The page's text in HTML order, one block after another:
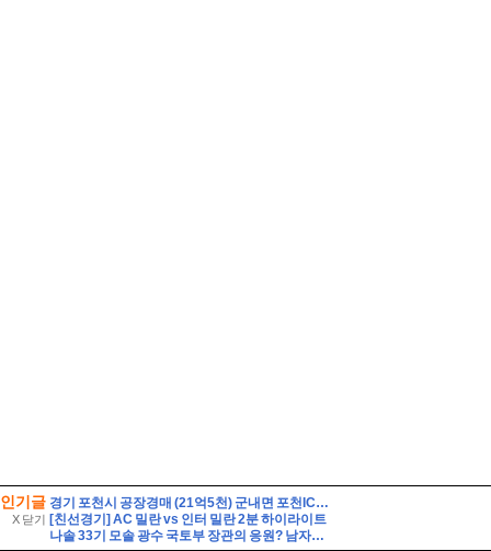
인기글
X 닫기
경기 포천시 공장경매 (21억5천) 군내면 포천IC근거리 토지1548평 건물475평 창고시설 작업장사무실 유찰2회 포천시군내면공장창고 법원경매 매매
[친선경기] AC 밀란 vs 인터 밀란 2분 하이라이트
나솔 33기 모솔 광수 국토부 장관의 응원? 남자출연자 직업 나이 총정리